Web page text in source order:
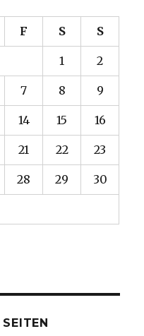
F S S
1 2
7 8 9
14 15 16
21 22 23
28 29 30